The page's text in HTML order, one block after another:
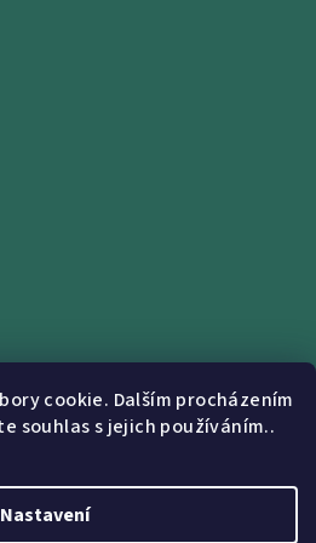
cookie. Dalším procházením
souhlas s jejich používáním..
Nastavení